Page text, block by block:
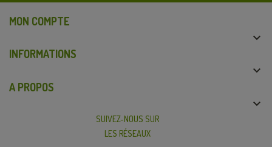
MON COMPTE

INFORMATIONS

A PROPOS

SUIVEZ-NOUS SUR
LES RÉSEAUX